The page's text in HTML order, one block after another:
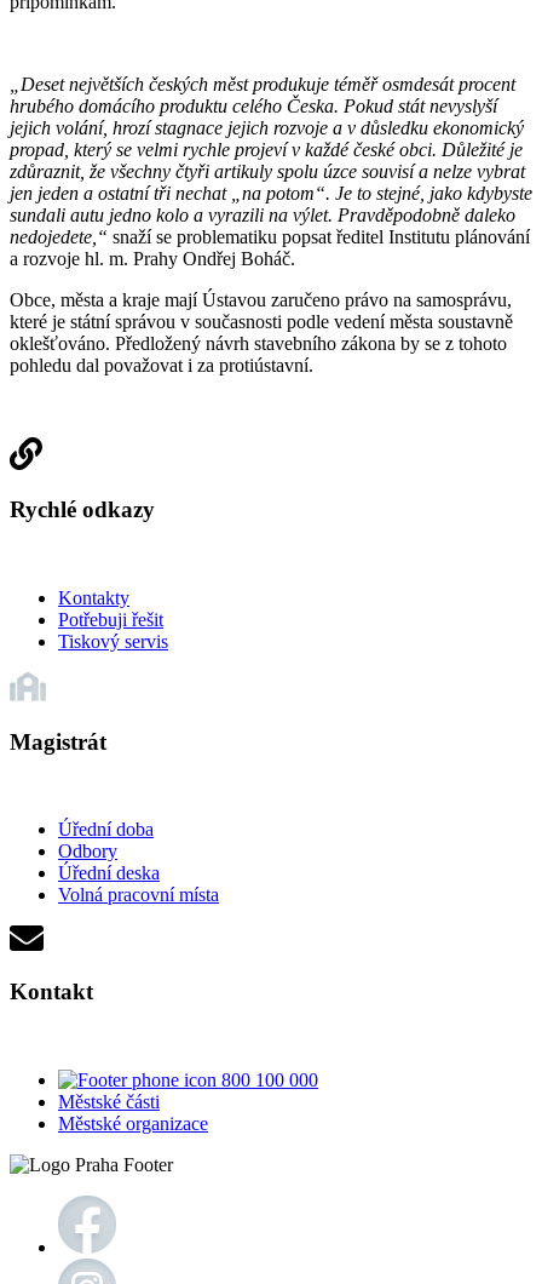
„Deset největších českých měst produkuje téměř osmdesát procent
hrubého domácího produktu celého Česka. Pokud stát nevyslyší
jejich volání, hrozí stagnace jejich rozvoje a v důsledku ekonomický
propad, který se velmi rychle projeví v každé české obci. Důležité je
zdůraznit, že všechny čtyři artikuly spolu úzce souvisí a nelze vybrat
jen jeden a ostatní tři nechat „na potom“. Je to stejné, jako kdybyste
sundali autu jedno kolo a vyrazili na výlet. Pravděpodobně daleko
nedojedete,“ snaží se problematiku popsat ředitel Institutu plánování
a rozvoje hl. m. Prahy Ondřej Boháč.
Obce, města a kraje mají Ústavou zaručeno právo na samosprávu,
které je státní správou v současnosti podle vedení města soustavně
oklešťováno. Předložený návrh stavebního zákona by se z tohoto
pohledu dal považovat i za protiústavní.
Rychlé odkazy
Kontakty
Potřebuji řešit
Tiskový servis
Magistrát
Úřední doba
Odbory
Úřední deska
Volná pracovní místa
Kontakt
800 100 000
Městské části
Městské organizace